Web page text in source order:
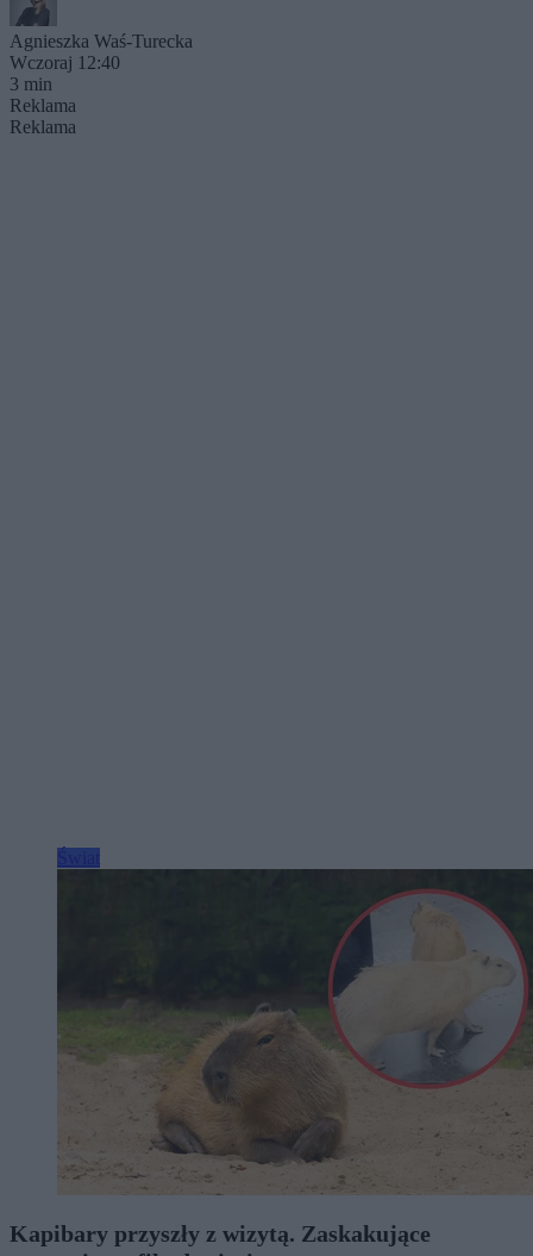
Agnieszka Waś-Turecka
Wczoraj 12:40
3 min
Reklama
Reklama
Kapibary przyszły z wizytą. Zaskakujące